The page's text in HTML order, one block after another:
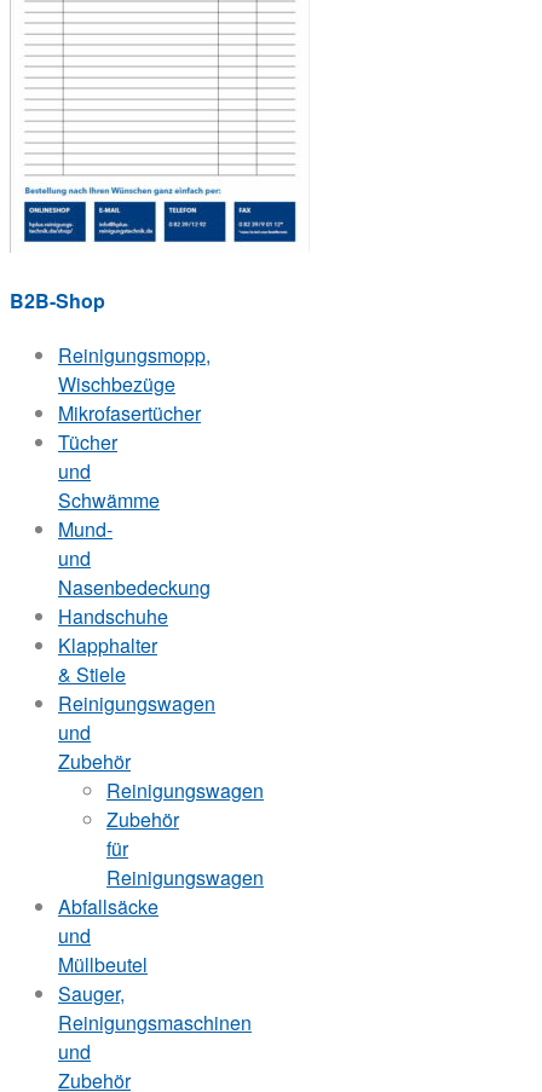
B2B-Shop
Reinigungsmopp,
Wischbezüge
Mikrofasertücher
Tücher
und
Schwämme
Mund-
und
Nasenbedeckung
Handschuhe
Klapphalter
& Stiele
Reinigungswagen
und
Zubehör
Reinigungswagen
Zubehör
für
Reinigungswagen
Abfallsäcke
und
Müllbeutel
Sauger,
Reinigungsmaschinen
und
Zubehör